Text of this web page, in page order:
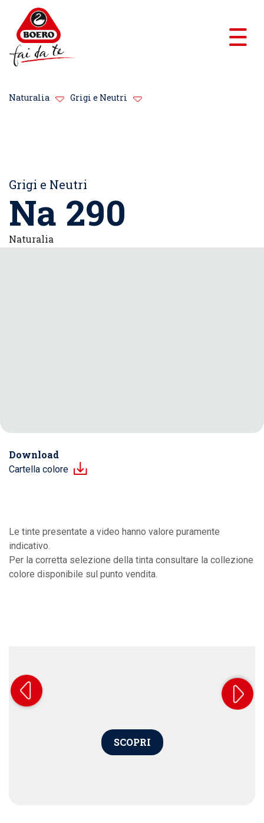
Naturalia Grigi e Neutri
Grigi e Neutri
Na 290
Naturalia
Download
Cartella colore
Le tinte presentate a video hanno valore puramente
indicativo.
Per la corretta selezione della tinta consultare la collezione
colore disponibile sul punto vendita.
SCOPRI